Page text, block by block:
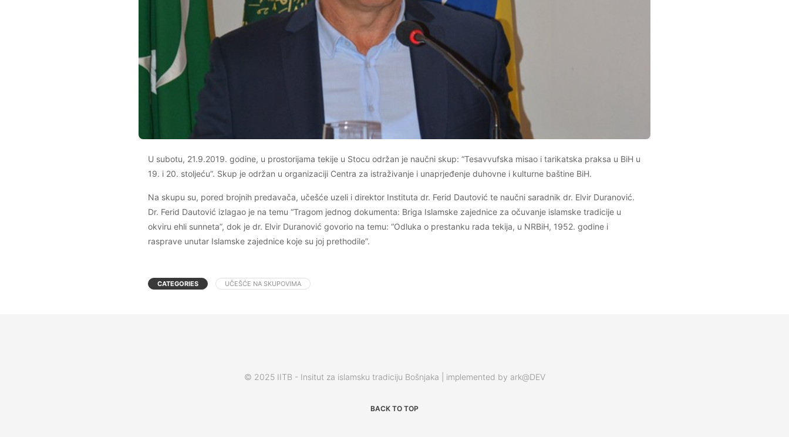
U subotu, 21.9.2019. godine, u prostorijama tekije u Stocu održan je naučni skup: “Tesavvufska misao i tarikatska praksa u BiH u
19. i 20. stoljeću”. Skup je održan u organizaciji Centra za istraživanje i unaprjeđenje duhovne i kulturne baštine BiH.
Na skupu su, pored brojnih predavača, učešće uzeli i direktor Instituta dr. Ferid Dautović te naučni saradnik dr. Elvir Duranović.
Dr. Ferid Dautović izlagao je na temu “Tragom jednog dokumenta: Briga Islamske zajednice za očuvanje islamske tradicije u
okviru ehli sunneta”, dok je dr. Elvir Duranović govorio na temu: “Odluka o prestanku rada tekija, u NRBiH, 1952. godine i
rasprave unutar Islamske zajednice koje su joj prethodile”.
CATEGORIES UČEŠĆE NA SKUPOVIMA
© 2025 IITB - Insitut za islamsku tradiciju Bošnjaka | implemented by ark@DEV
BACK TO TOP